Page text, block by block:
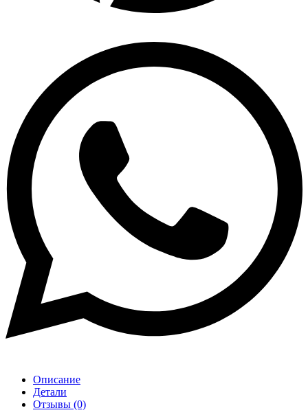
Описание
Детали
Отзывы (0)